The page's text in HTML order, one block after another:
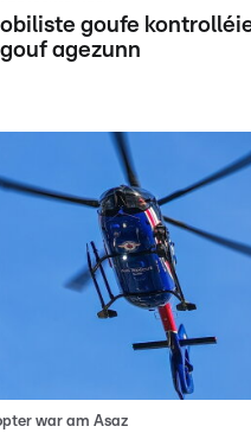
goufe
agezunn
war am Asaz